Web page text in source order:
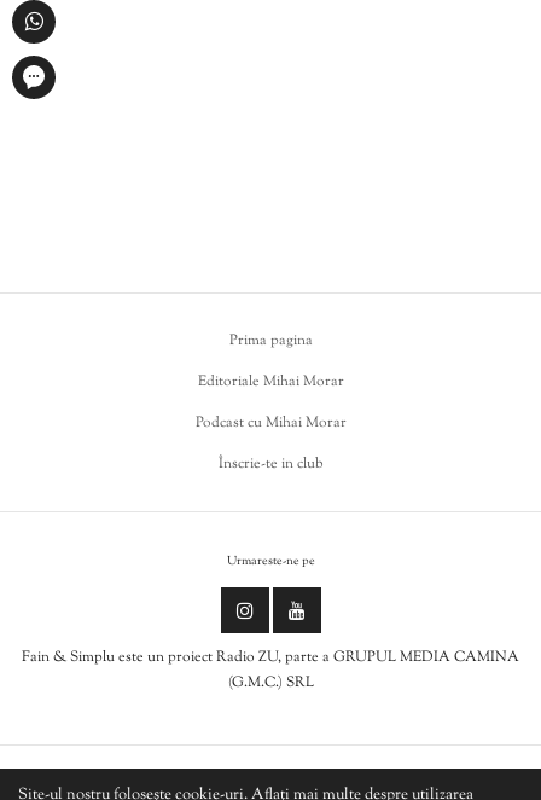
Prima pagina
Editoriale Mihai Morar
Podcast cu Mihai Morar
Înscrie-te in club
Urmareste-ne pe
Fain & Simplu este un proiect Radio ZU, parte a GRUPUL MEDIA CAMINA
(G.M.C.) SRL
Politica de cookies
Site-ul nostru folosește cookie-uri. Aflați mai multe despre utilizarea